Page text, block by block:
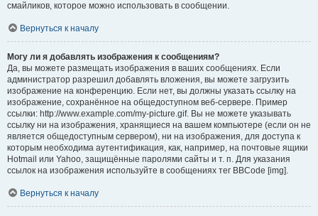
смайликов, которое можно использовать в сообщении.
Вернуться к началу
Могу ли я добавлять изображения к сообщениям?
Да, вы можете размещать изображения в ваших сообщениях. Если
администратор разрешил добавлять вложения, вы можете загрузить
изображение на конференцию. Если нет, вы должны указать ссылку на
изображение, сохранённое на общедоступном веб-сервере. Пример
ссылки: http://www.example.com/my-picture.gif. Вы не можете указывать
ссылку ни на изображения, хранящиеся на вашем компьютере (если он не
является общедоступным сервером), ни на изображения, для доступа к
которым необходима аутентификация, как, например, на почтовые ящики
Hotmail или Yahoo, защищённые паролями сайты и т. п. Для указания
ссылок на изображения используйте в сообщениях тег BBCode [img].
Вернуться к началу